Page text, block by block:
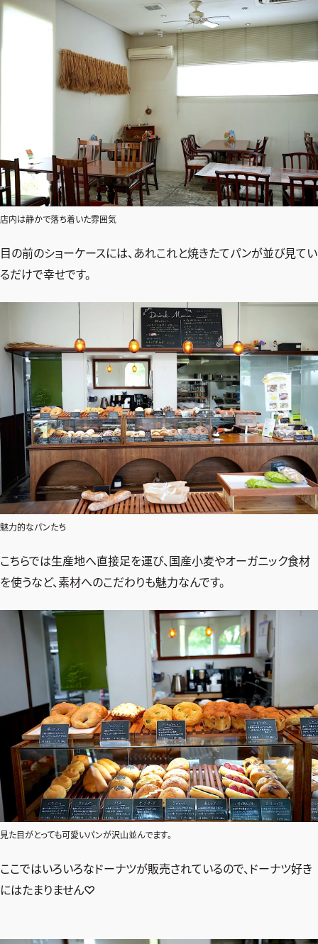
店内は静かで落ち着いた雰囲気
目の前のショーケースには、あれこれと焼きたてパンが並び見てい
るだけで幸せです。
魅力的なパンたち
こちらでは生産地へ直接足を運び、国産小麦やオーガニック食材
を使うなど、素材へのこだわりも魅力なんです。
見た目がとっても可愛いパンが沢山並んでます。
ここではいろいろなドーナツが販売されているので、ドーナツ好き
にはたまりません♡